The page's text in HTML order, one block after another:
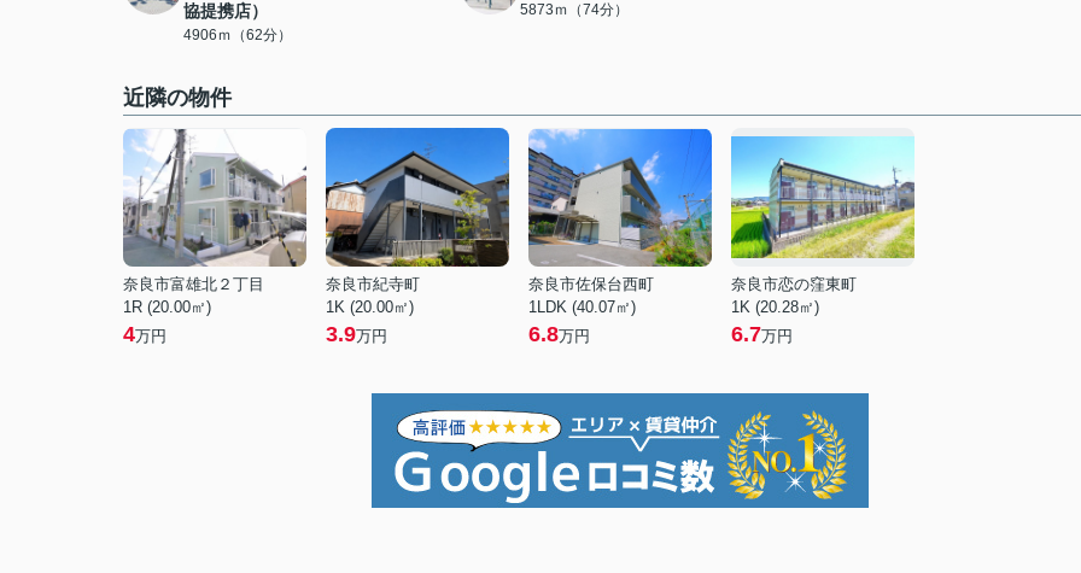
協提携店）
4906ｍ（62分）
5873ｍ（74分）
近隣の物件
奈良市富雄北２丁目
1R (20.00㎡)
4万円
奈良市紀寺町
1K (20.00㎡)
3.9万円
奈良市佐保台西町
1LDK (40.07㎡)
6.8万円
奈良市恋の窪東町
1K (20.28㎡)
6.7万円